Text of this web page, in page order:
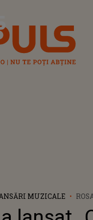
MUZICALE